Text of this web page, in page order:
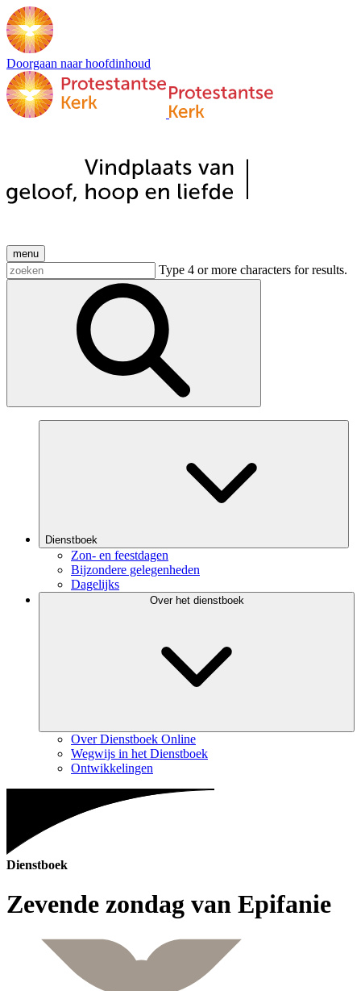
Doorgaan naar hoofdinhoud
menu
Type 4 or more characters for results.
Dienstboek
Zon- en feestdagen
Bijzondere gelegenheden
Dagelijks
Over het dienstboek
Over Dienstboek Online
Wegwijs in het Dienstboek
Ontwikkelingen
Dienstboek
Zevende zondag van Epifanie